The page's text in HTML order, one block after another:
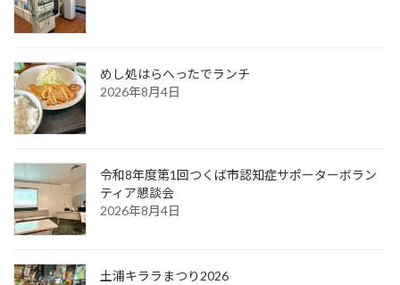
めし処はらへったでランチ
2026年8月4日
令和8年度第1回つくば市認知症サポーターボラン
ティア懇談会
2026年8月4日
土浦キララまつり2026